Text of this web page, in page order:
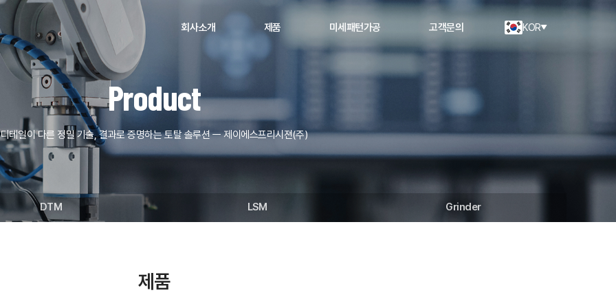
회사소개 제품 미세패턴가공 고객문의 KOR
Product
디테일이 다른 정밀 기술, 결과로 증명하는 토탈 솔루션 ㅡ 제이에스프리시젼(주)
DTM LSM Grinder
제품